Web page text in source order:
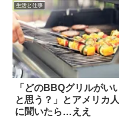
生活と仕事
「どのBBQグリルがい
と思う？」とアメリカ人
に聞いたら…ええ